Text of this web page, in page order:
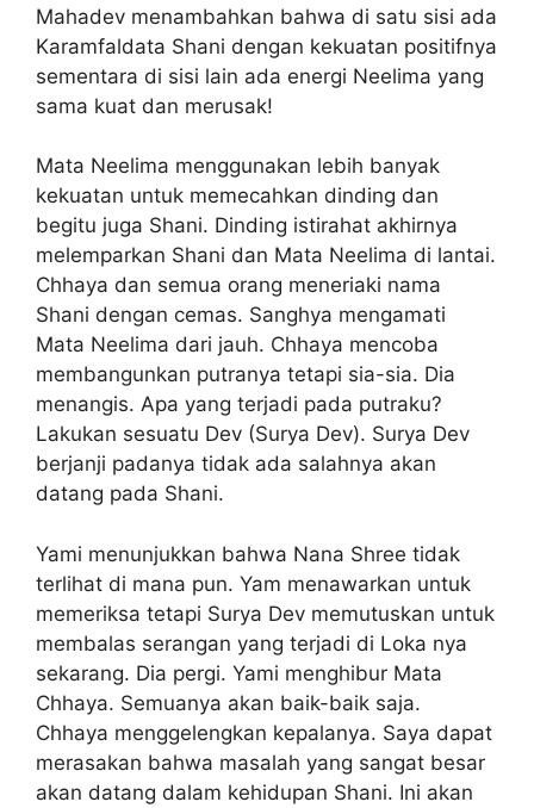
Mahadev menambahkan bahwa di satu sisi ada
Karamfaldata Shani dengan kekuatan positifnya
sementara di sisi lain ada energi Neelima yang
sama kuat dan merusak!
Mata Neelima menggunakan lebih banyak
kekuatan untuk memecahkan dinding dan
begitu juga Shani. Dinding istirahat akhirnya
melemparkan Shani dan Mata Neelima di lantai.
Chhaya dan semua orang meneriaki nama
Shani dengan cemas. Sanghya mengamati
Mata Neelima dari jauh. Chhaya mencoba
membangunkan putranya tetapi sia-sia. Dia
menangis. Apa yang terjadi pada putraku?
Lakukan sesuatu Dev (Surya Dev). Surya Dev
berjanji padanya tidak ada salahnya akan
datang pada Shani.
Yami menunjukkan bahwa Nana Shree tidak
terlihat di mana pun. Yam menawarkan untuk
memeriksa tetapi Surya Dev memutuskan untuk
membalas serangan yang terjadi di Loka nya
sekarang. Dia pergi. Yami menghibur Mata
Chhaya. Semuanya akan baik-baik saja.
Chhaya menggelengkan kepalanya. Saya dapat
merasakan bahwa masalah yang sangat besar
akan datang dalam kehidupan Shani. Ini akan